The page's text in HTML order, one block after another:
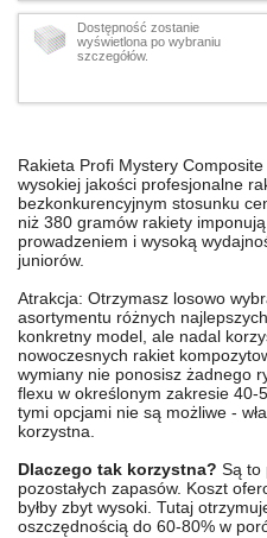
Dostępność zostanie
wyświetlona po wybraniu
szczegółów.
Rakieta Profi Mystery
wysokiej jakości profesjonalne
bezkonkurencyjnym stosunku
niż 380 gramów rakiety
prowadzeniem i wysoką
juniorów.
Atrakcja: Otrzymasz losowo
asortymentu różnych
konkretny model, ale nadal
nowoczesnych rakiet
wymiany nie ponosisz żadnego
flexu w określonym zakresie 40-
tymi opcjami nie są możliwe -
korzystna.
Dlaczego tak korzystna? Są to
pozostałych zapasów. Koszt
byłby zbyt wysoki. Tutaj
oszczędnością do 60-80% w